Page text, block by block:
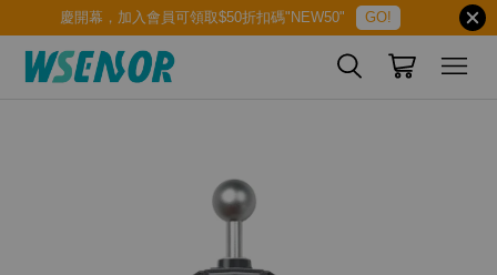
慶開幕，加入會員可領取$50折扣碼"NEW50" GO!